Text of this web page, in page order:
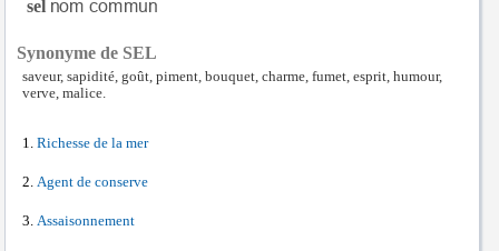
sel
Synonyme de SEL
saveur, sapidité, goût, piment, bouquet, charme, fumet, esprit, humour,
verve, malice.
Richesse de la mer
Agent de conserve
Assaisonnement